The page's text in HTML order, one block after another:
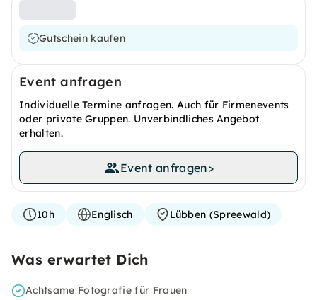
Gutschein kaufen
Event anfragen
Individuelle Termine anfragen. Auch für Firmenevents
oder private Gruppen. Unverbindliches Angebot
erhalten.
Event anfragen>
10h Englisch Lübben (Spreewald)
Was erwartet Dich
Achtsame Fotografie für Frauen